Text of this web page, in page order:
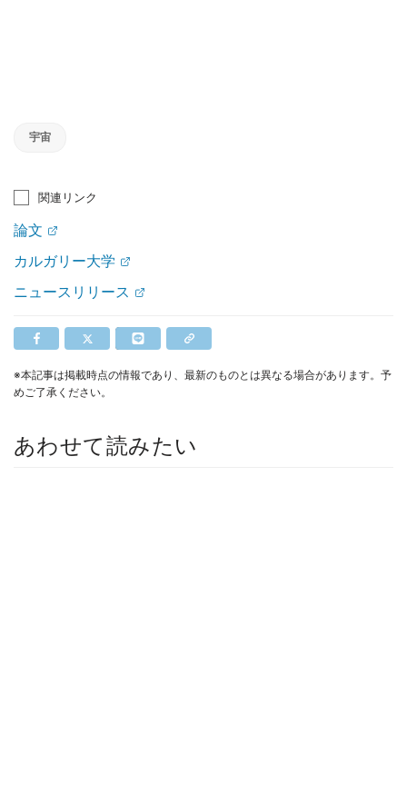
宇宙
関連リンク
論文
カルガリー大学
ニュースリリース
※本記事は掲載時点の情報であり、最新のものとは異なる場合があります。予
めご了承ください。
あわせて読みたい